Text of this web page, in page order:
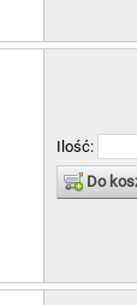
Ilość:
Do